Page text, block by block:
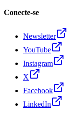
Conecte-se
Newsletter
YouTube
Instagram
X
Facebook
LinkedIn